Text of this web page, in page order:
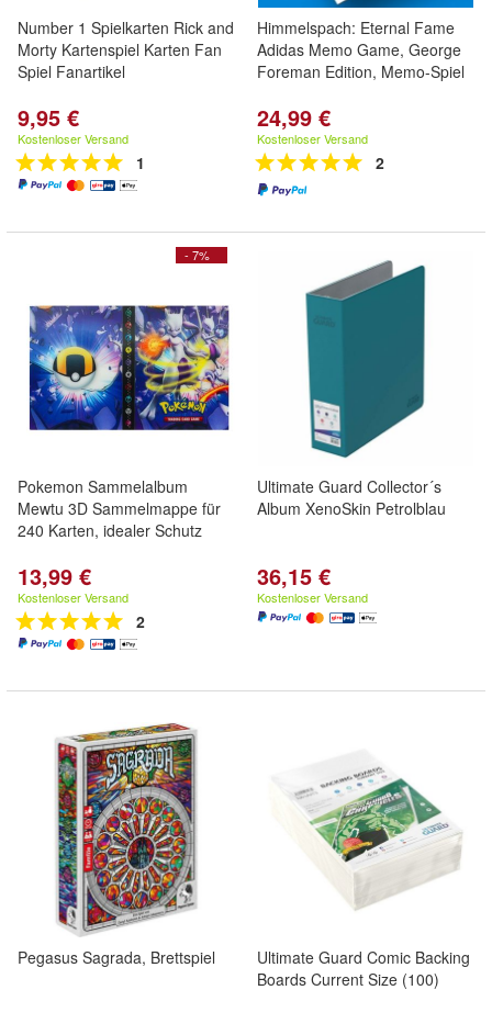
Number 1 Spielkarten Rick and
Morty Kartenspiel Karten Fan
Spiel Fanartikel
9,95 €
Kostenloser Versand
1
Himmelspach: Eternal Fame
Adidas Memo Game, George
Foreman Edition, Memo-Spiel
24,99 €
Kostenloser Versand
2
- 7%
Pokemon Sammelalbum
Mewtu 3D Sammelmappe für
240 Karten, idealer Schutz
13,99 €
Kostenloser Versand
2
Ultimate Guard Collector´s
Album XenoSkin Petrolblau
36,15 €
Kostenloser Versand
Pegasus Sagrada, Brettspiel
Ultimate Guard Comic Backing
Boards Current Size (100)